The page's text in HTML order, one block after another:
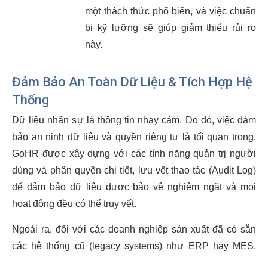
một thách thức phổ biến, và việc chuẩn
bị kỹ lưỡng sẽ giúp giảm thiểu rủi ro
này.
Đảm Bảo An Toàn Dữ Liệu & Tích Hợp Hệ
Thống
Dữ liệu nhân sự là thông tin nhạy cảm. Do đó, việc đảm
bảo an ninh dữ liệu và quyền riêng tư là tối quan trọng.
GoHR được xây dựng với các tính năng quản trị người
dùng và phân quyền chi tiết, lưu vết thao tác (Audit Log)
để đảm bảo dữ liệu được bảo vệ nghiêm ngặt và mọi
hoạt động đều có thể truy vết.
Ngoài ra, đối với các doanh nghiệp sản xuất đã có sẵn
các hệ thống cũ (legacy systems) như ERP hay MES,